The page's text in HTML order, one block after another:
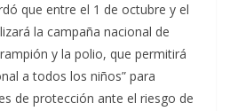
que entre el 1 de octubre y el
la campaña nacional de
y la polio, que permitirá
a todos los niños” para
de protección ante el riesgo de